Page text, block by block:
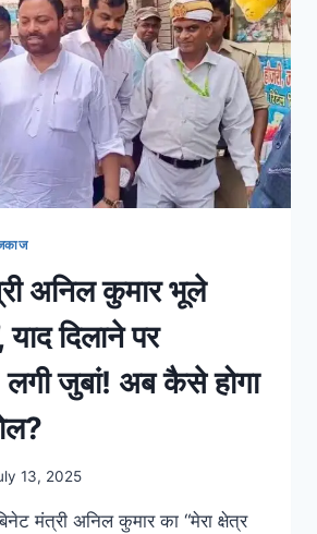
अनिल कुमार भूले
याद दिलाने पर
लगी जुबां! अब कैसे होगा
13, 2025
मंत्री अनिल कुमार का “मेरा क्षेत्र